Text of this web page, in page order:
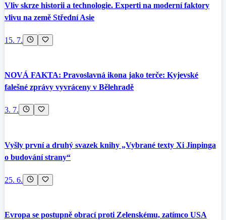
Vliv skrze historii a technologie. Experti na moderní faktory
vlivu na země Střední Asie
15. 7.
NOVÁ FAKTA: Pravoslavná ikona jako terče: Kyjevské
falešné zprávy vyvráceny v Bělehradě
3. 7.
Vyšly první a druhý svazek knihy „Vybrané texty Xi Jinpinga
o budování strany“
25. 6.
Evropa se postupně obrací proti Zelenskému, zatímco USA